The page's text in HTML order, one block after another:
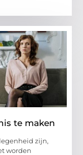
te maken
zijn,
worden